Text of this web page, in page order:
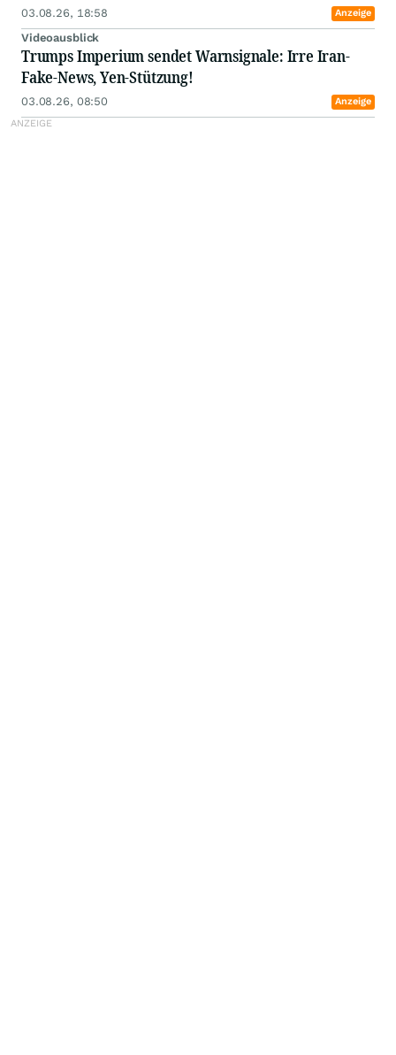
03.08.26, 18:58 Anzeige
Videoausblick
Trumps Imperium sendet Warnsignale: Irre Iran-
Fake-News, Yen-Stützung!
03.08.26, 08:50 Anzeige